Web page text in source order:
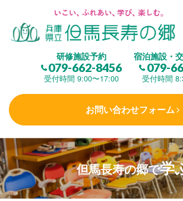
研修施設予約
079-662-8456
受付時間 9:00〜17:00
宿泊施設・
079-
受付時間
お問い合わせフォーム
但馬長寿の郷とは
(研修施設)
楽しむ
学 ぶ(健康福祉)但馬長寿の郷で学